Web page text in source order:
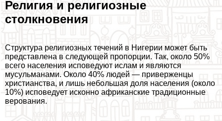
Религия и религиозные
столкновения
Структура религиозных течений в Нигерии может быть
представлена в следующей пропорции. Так, около 50%
всего населения исповедуют ислам и являются
мусульманами. Около 40% людей — приверженцы
христианства, и лишь небольшая доля населения (около
10%) исповедует исконно африканские традиционные
верования.